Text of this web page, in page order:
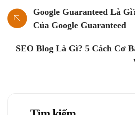
Google Guaranteed Là
Của Google Guaranteed
SEO Blog Là Gì? 5 Cách Cơ